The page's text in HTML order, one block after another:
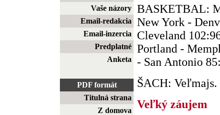
Vaše názory
Email-redakcia
Email-inzercia
Predplatné
Anketa
PDF formát
Titulná strana
Z domova
BASKETBAL:
New York -
Cleveland
Portland -
- San Antonio
ŠACH: Veľmajs.
Veľký záujem